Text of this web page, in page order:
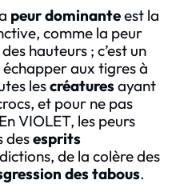
peur dominanteest la
comme la peur
hauteurs ; c’est un
aux tigres à
lescréaturesayant
et pour ne pas
VIOLET, les peurs
desesprits
de la colère des
des tabous.